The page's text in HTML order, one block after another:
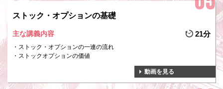
ストック・オプションの基礎
主な講義内容 21分
ストック・オプションの一連の流れ
ストックオプションの価値
動画を見る